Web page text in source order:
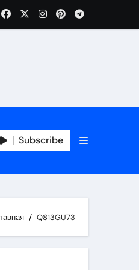
отдыха
Subscribe
Q813GU73